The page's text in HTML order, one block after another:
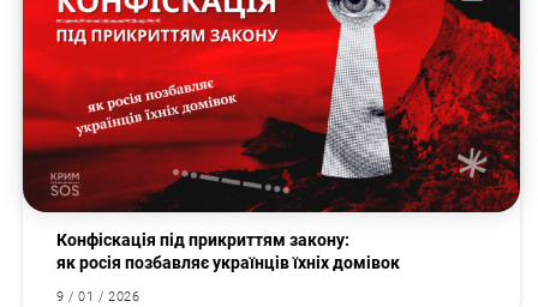
Конфіскація під прикриттям закону:
як росія позбавляє українців їхніх домівок
9 / 01 / 2026